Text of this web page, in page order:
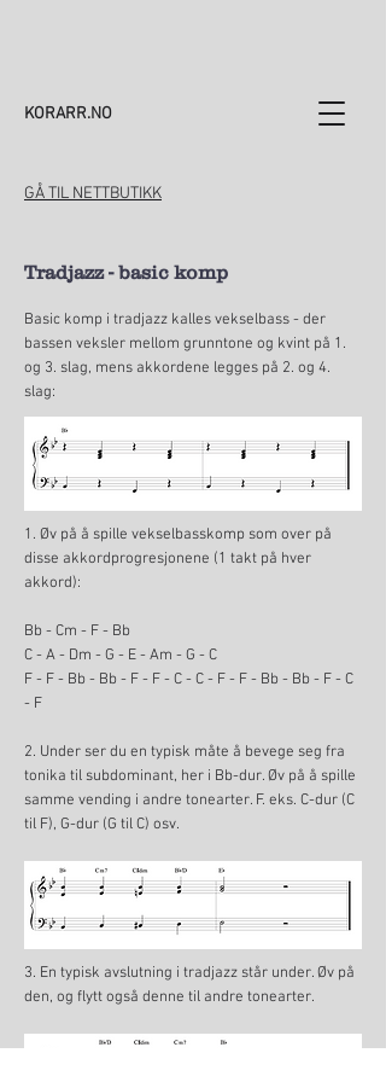
KORARR.NO
GÅ TIL NETTBUTIKK
Tradjazz - basic komp
Basic komp i tradjazz kalles vekselbass - der
bassen veksler mellom grunntone og kvint på 1.
og 3. slag, mens akkordene legges på 2. og 4.
slag:
1. Øv på å spille vekselbasskomp som over på
disse akkordprogresjonene (1 takt på hver
akkord):
Bb - Cm - F - Bb
C - A - Dm - G - E - Am - G - C
F - F - Bb - Bb - F - F - C - C - F - F - Bb - Bb - F - C
- F
2. Under ser du en typisk måte å bevege seg fra
tonika til subdominant, her i Bb-dur. Øv på å spille
samme vending i andre tonearter. F. eks. C-dur (C
til F), G-dur (G til C) osv.
3. En typisk avslutning i tradjazz står under. Øv på
den, og flytt også denne til andre tonearter.